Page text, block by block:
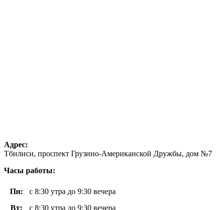
Адрес:
Тбилиси, проспект Грузино-Американской Дружбы, дом №7
Часы работы:
Пн:
с 8:30 утра до 9:30 вечера
Вт: с 8:30 утра до 9:30 вечера